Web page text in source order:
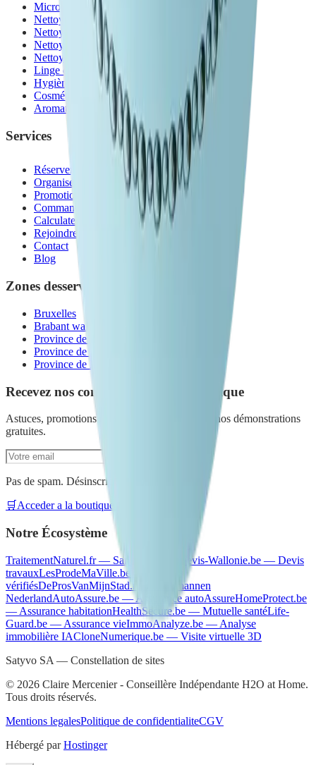
Microfibres de ménage
Nettoyage de la maison
Nettoyage et entretien du sol
Nettoyage et entretien vaisselle
Nettoyage du linge
Linge de bain
Hygiène
Cosmétiques bio
Aromathérapie
Services
Réserver une démonstration
Organiser un atelier
Promotions du mois
Commander en Belgique
Calculateur d'économies
Rejoindre mon équipe
Contact
Blog
Zones desservies
Bruxelles
Brabant wallon
Province de Namur
Province de Liège
Province de Luxembourg
Recevez nos conseils nettoyage écologique
Astuces, promotions exclusives et invitations à nos démonstrations
gratuites.
Pas de spam. Désinscription en un clic.
🛒 Acceder a la boutique H2O at Home
Notre Écosystème
TraitementNaturel.fr— Santé naturelle Devis-Wallonie.be — Devis
travauxLesProdeMaVille.be
vérifiésDeProsVanMijnStad.nl
Vakmannen
NederlandAutoAssure.be —Assurance autoAssureHomeProtect.be
— Assurance habitationHealthSecure.be — Mutuelle santéLife-
Guard.be — Assurance vieImmoAnalyze.be — Analyse
immobilière IACloneNumerique.be — Visite virtuelle 3D
Satyvo SA — Constellation de sites
© 2026 Claire Mercenier - Conseillère Indépendante H2O at Home.
Tous droits réservés.
Mentions legalesPolitique de confidentialiteCGV
Hébergé par Hostinger